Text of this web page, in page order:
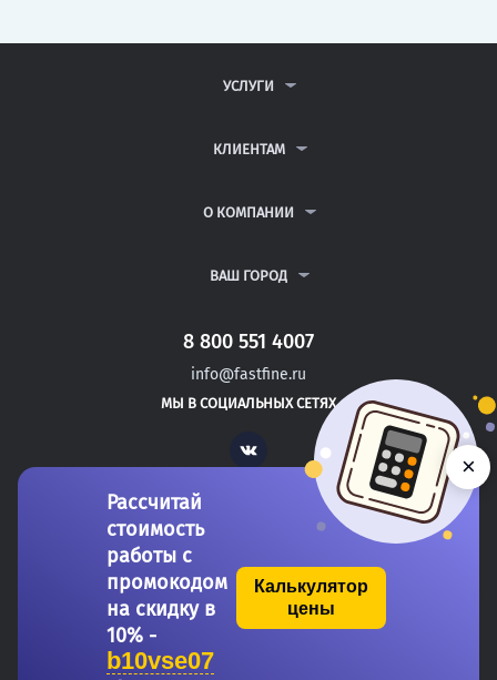
УСЛУГИ
ДИПЛОМНЫЕ РАБОТЫ
РЕФЕРАТЫ
КЛИЕНТАМ
ВОПРОСЫ И ОТВЕТЫ
ПОЛИТИКА КОНФИДЕНЦИАЛЬНОСТИ
О КОМПАНИИ
КОНТАКТЫ
ВАШ ГОРОД
САНКТ-ПЕТЕРБУРГ
ЗЛАТОУСТ
КАМЫШИН
8 800 551 4007
info@fastfine.ru
МЫ В СОЦИАЛЬНЫХ СЕТЯХ
Vk
Copyright 2011-2026 FastFine.ru
Рассчитай
стоимость
работы с
промокодом
на скидку в
10% -
b10vse07
Калькулятор
цены
×